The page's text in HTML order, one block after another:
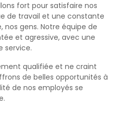
fort pour satisfaire nos
de travail et une constante
gens. Notre équipe de
et agressive, avec une
service.
qualifiée et ne craint
de belles opportunités à
de nos employés se